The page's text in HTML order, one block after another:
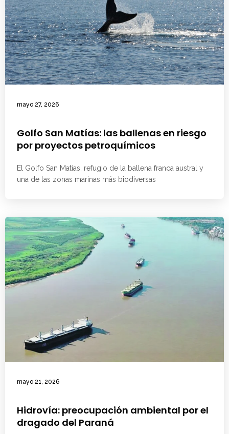
mayo 27, 2026
Golfo San Matías: las ballenas en riesgo
por proyectos petroquímicos
El Golfo San Matías, refugio de la ballena franca austral y
una de las zonas marinas más biodiversas
mayo 21, 2026
Hidrovía: preocupación ambiental por el
dragado del Paraná